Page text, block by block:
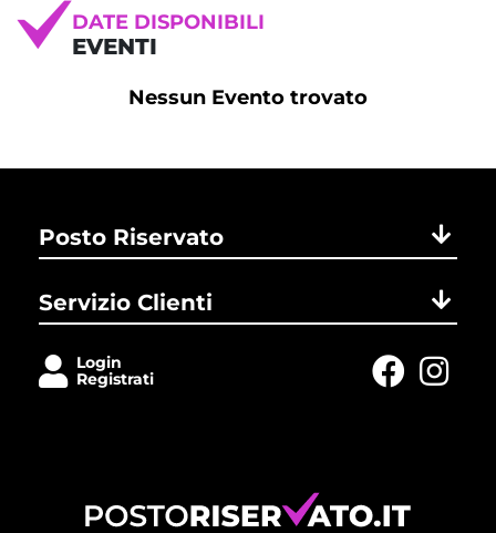
DATE DISPONIBILI
EVENTI
Nessun Evento trovato
Posto Riservato
Servizio Clienti
Login
Registrati